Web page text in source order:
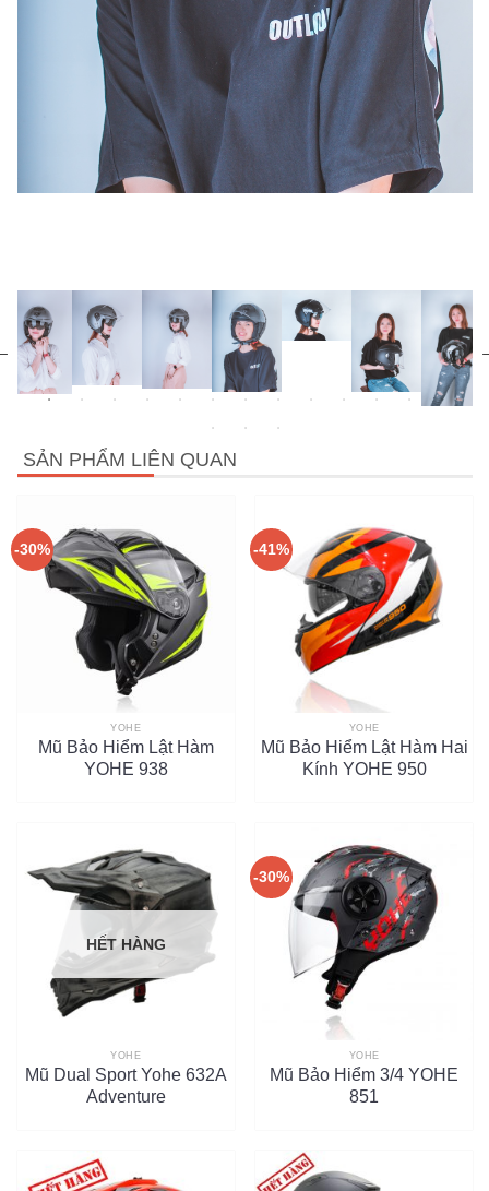
SẢN PHẨM LIÊN QUAN
-30%
YOHE
Mũ Bảo Hiểm Lật Hàm
YOHE 938
-41%
YOHE
Mũ Bảo Hiểm Lật Hàm Hai
Kính YOHE 950
HẾT HÀNG
YOHE
Mũ Dual Sport Yohe 632A
Adventure
-30%
YOHE
Mũ Bảo Hiểm 3/4 YOHE
851